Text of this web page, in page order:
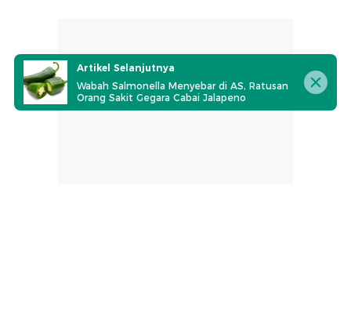
Artikel Selanjutnya
Wabah Salmonella Menyebar di AS, Ratusan
Orang Sakit Gegara Cabai Jalapeno